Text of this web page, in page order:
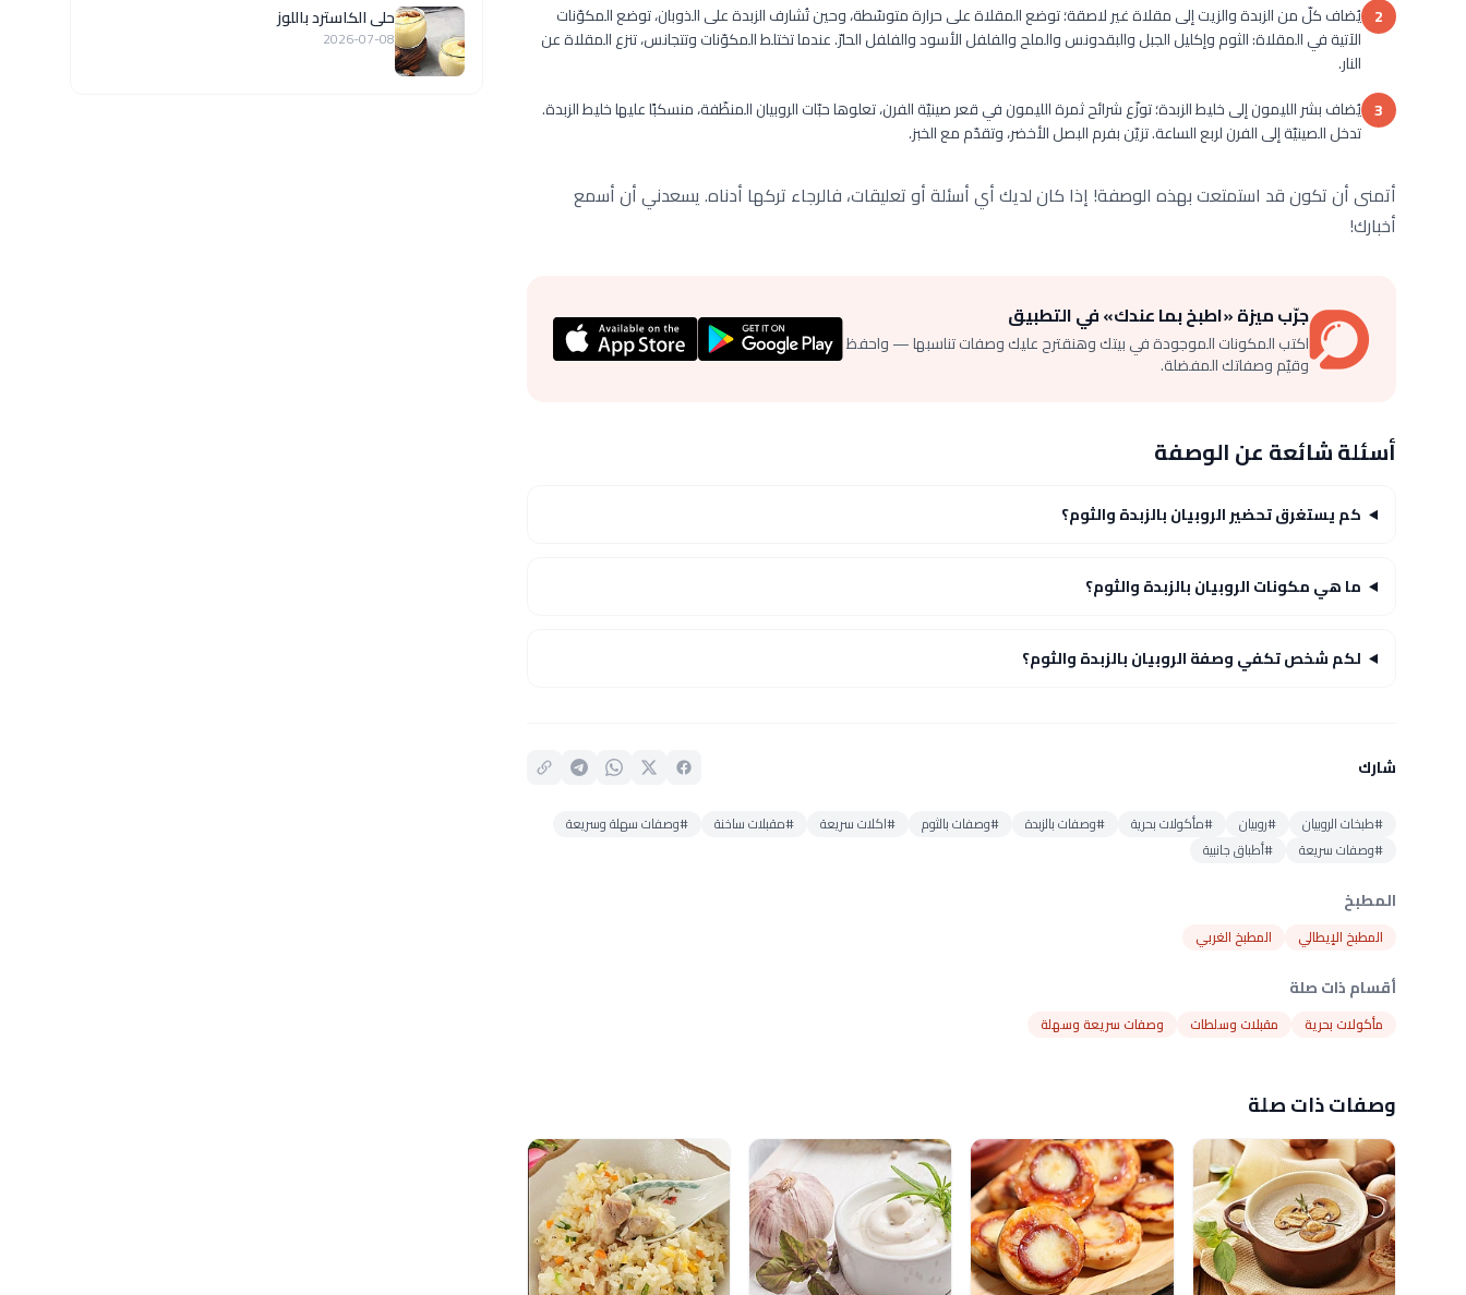
2 يُضاف كلّ من الزبدة والزيت إلى مقلاة غير لاصقة؛ توضع المقلاة على حرارة متوسّطة، وحين تُشارف الزبدة على الذوبان، توضع المكوّنات
الآتية في المقلاة: الثوم وإكليل الجبل والبقدونس والملح والفلفل الأسود والفلفل الحارّ. عندما تختلط المكوّنات وتتجانس، تنزع المقلاة عن
النار.
3 يُضاف بشر الليمون إلى خليط الزبدة؛ توزّع شرائح ثمرة الليمون في قعر صينيّة الفرن، تعلوها حبّات الروبيان المنظّفة، منسكبًا عليها خليط الزبدة.
تدخل الصينيّة إلى الفرن لربع الساعة. تزيّن بفرم البصل الأخضر، وتقدّم مع الخبز.
أتمنى أن تكون قد استمتعت بهذه الوصفة! إذا كان لديك أي أسئلة أو تعليقات، فالرجاء تركها أدناه. يسعدني أن أسمع
أخبارك!
جرّب ميزة «اطبخ بما عندك» في التطبيق
اكتب المكونات الموجودة في بيتك وهنقترح عليك وصفات تناسبها — واحفظ
وقيّم وصفاتك المفضلة.
أسئلة شائعة عن الوصفة
كم يستغرق تحضير الروبيان بالزبدة والثوم؟
ما هي مكونات الروبيان بالزبدة والثوم؟
لكم شخص تكفي وصفة الروبيان بالزبدة والثوم؟
شارك
#طبخات الروبيان #روبيان #مأكولات بحرية #وصفات بالزبدة #وصفات بالثوم #اكلات سريعة #مقبلات ساخنة
#وصفات سهلة وسريعة
#وصفات سريعة
#أطباق جانبية
المطبخ
المطبخ الإيطالي المطبخ الغربي
أقسام ذات صلة
مأكولات بحرية مقبلات وسلطات وصفات سريعة وسهلة
وصفات ذات صلة
حلى الكاسترد باللوز
2026-07-08